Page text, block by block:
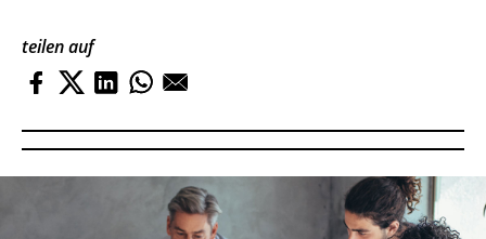
teilen auf